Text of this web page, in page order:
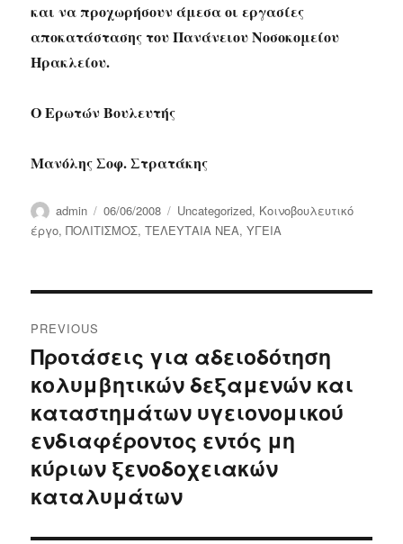
και να προχωρήσουν άμεσα οι εργασίες
αποκατάστασης του Πανάνειου Νοσοκομείου
Ηρακλείου.
Ο Ερωτών Βουλευτής
Μανόλης Σοφ. Στρατάκης
Author
admin
Posted
on
06/06/2008 Categories
Uncategorized, Κοινοβουλευτικό
έργο,ΠΟΛΙΤΙΣΜΟΣ,ΤΕΛΕΥΤΑΙΑ ΝΕΑ,ΥΓΕΙΑ
navigation
PREVIOUS
Previous
post:
Προτάσεις για αδειοδότηση
κολυμβητικών δεξαμενών και
καταστημάτων υγειονομικού
ενδιαφέροντος εντός μη
κύριων ξενοδοχειακών
καταλυμάτων